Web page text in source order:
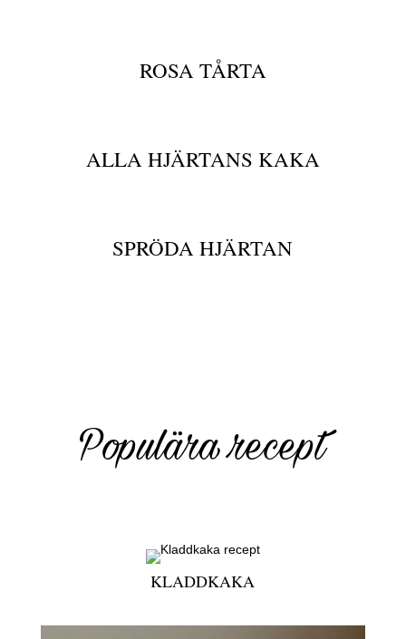
ROSA TÅRTA
ALLA HJÄRTANS KAKA
SPRÖDA HJÄRTAN
Populära recept
KLADDKAKA